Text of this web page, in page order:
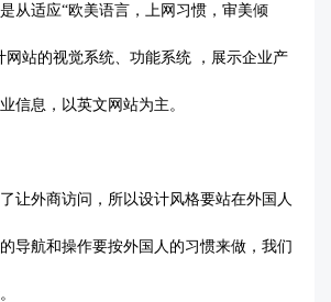
从适应“欧美语言，上网习惯，审美倾
网站的视觉系统、功能系统 ，展示企业产
信息，以英文网站为主。
让外商访问，所以设计风格要站在外国人
导航和操作要按外国人的习惯来做，我们